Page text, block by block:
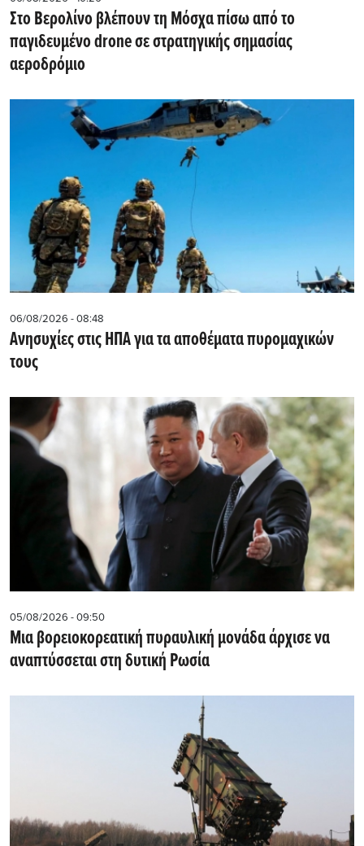
Στο Βερολίνο βλέπουν τη Μόσχα πίσω από το
παγιδευμένο drone σε στρατηγικής σημασίας
αεροδρόμιο
06/08/2026 - 08:48
Ανησυχίες στις ΗΠΑ για τα αποθέματα πυρομαχικών
τους
05/08/2026 - 09:50
Μια βορειοκορεατική πυραυλική μονάδα άρχισε να
αναπτύσσεται στη δυτική Ρωσία